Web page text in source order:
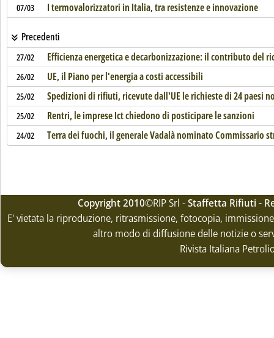
07/03 I termovalorizzatori in Italia, tra resistenze e innovazione
Precedenti
27/02 Efficienza energetica e decarbonizzazione: il contributo del
26/02 UE, il Piano per l'energia a costi accessibili
25/02 Spedizioni di rifiuti, ricevute dall'UE le richieste di 24 paesi
25/02 Rentri, le imprese Ict chiedono di posticipare le sanzioni
24/02 Terra dei fuochi, il generale Vadalà nominato Commissario
Copyright 2010©RIP Srl -Staffetta Rifiuti -
E' vietata la riproduzione, ritrasmissione, fotocopia,
altro modo di diffusione delle notizie o
Rivista Italiana